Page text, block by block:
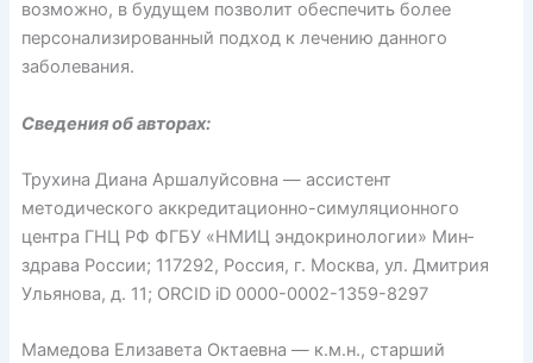
возможно, в будущем позволит обеспечить более
персонализированный подход к лечению данного
заболевания.
Сведения об авторах:
Трухина Диана Аршалуйсовна — ассистент
методического аккредитационно-симуляционного
центра ГНЦ РФ ФГБУ «НМИЦ эндокринологии» Мин­
здрава России; 117292, Россия, г. Москва, ул. Дмитрия
Ульянова, д. 11; ORCID iD 0000-0002-1359-8297
Мамедова Елизавета Октаевна — к.м.н., старший